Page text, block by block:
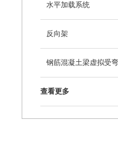
水平加载系统
反向架
钢筋混凝土梁虚拟受
查看更多